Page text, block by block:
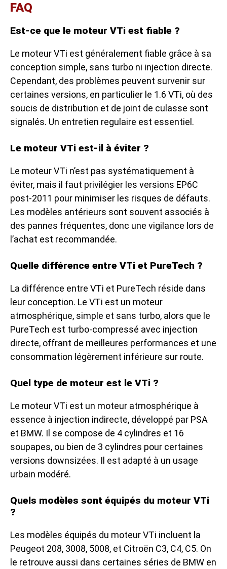
FAQ
Est-ce que le moteur VTi est fiable ?
Le moteur VTi est généralement fiable grâce à sa
conception simple, sans turbo ni injection directe.
Cependant, des problèmes peuvent survenir sur
certaines versions, en particulier le 1.6 VTi, où des
soucis de distribution et de joint de culasse sont
signalés. Un entretien regulaire est essentiel.
Le moteur VTi est-il à éviter ?
Le moteur VTi n’est pas systématiquement à
éviter, mais il faut privilégier les versions EP6C
post-2011 pour minimiser les risques de défauts.
Les modèles antérieurs sont souvent associés à
des pannes fréquentes, donc une vigilance lors de
l’achat est recommandée.
Quelle différence entre VTi et PureTech ?
La différence entre VTi et PureTech réside dans
leur conception. Le VTi est un moteur
atmosphérique, simple et sans turbo, alors que le
PureTech est turbo-compressé avec injection
directe, offrant de meilleures performances et une
consommation légèrement inférieure sur route.
Quel type de moteur est le VTi ?
Le moteur VTi est un moteur atmosphérique à
essence à injection indirecte, développé par PSA
et BMW. Il se compose de 4 cylindres et 16
soupapes, ou bien de 3 cylindres pour certaines
versions downsizées. Il est adapté à un usage
urbain modéré.
Quels modèles sont équipés du moteur VTi
?
Les modèles équipés du moteur VTi incluent la
Peugeot 208, 3008, 5008, et Citroën C3, C4, C5. On
le retrouve aussi dans certaines séries de BMW en